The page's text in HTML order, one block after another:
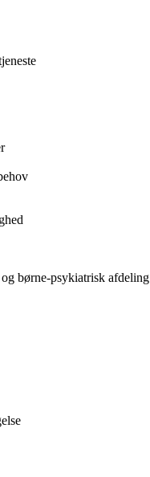
børne-psykiatrisk afdeling